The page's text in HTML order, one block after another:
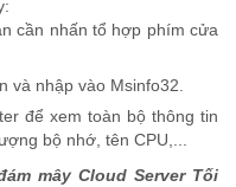
cần nhấn tổ hợp phím cửa
và nhập vào Msinfo32.
để xem toàn bộ thông tin
bộ nhớ, tên CPU,...
mây Cloud Server Tối